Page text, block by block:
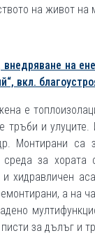
на живот на
на
вкл.
е
тръби и
Монтирани са
среда за
хидравличен
а на
за дълъг и